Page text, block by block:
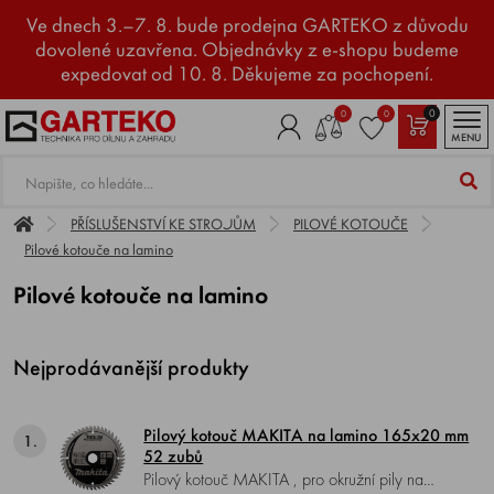
Ve dnech 3.–7. 8. bude prodejna GARTEKO z důvodu
dovolené uzavřena. Objednávky z e-shopu budeme
expedovat od 10. 8. Děkujeme za pochopení.
0 0
0
MENU
PŘÍSLUŠENSTVÍ KE STROJŮM
PILOVÉ KOTOUČE
Pilové kotouče na lamino
Pilové kotouče na lamino
Nejprodávanější produkty
1.
Pilový kotouč MAKITA na lamino 165x20 mm
52 zubů
Pilový kotouč MAKITA , pro okružní pily na